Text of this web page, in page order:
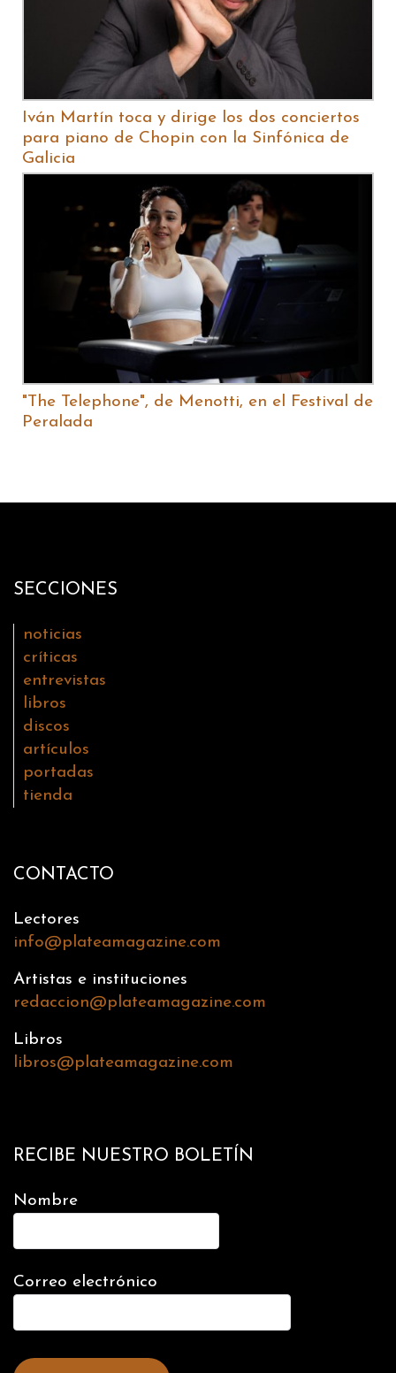
Iván Martín toca y dirige los dos conciertos
para piano de Chopin con la Sinfónica de
Galicia
"The Telephone", de Menotti, en el Festival de
Peralada
SECCIONES
noticias
críticas
entrevistas
libros
discos
artículos
portadas
tienda
CONTACTO
Lectores
info@plateamagazine.com
Artistas e instituciones
redaccion@plateamagazine.com
Libros
libros@plateamagazine.com
RECIBE NUESTRO BOLETÍN
Nombre
Correo electrónico